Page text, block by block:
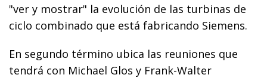
"ver y mostrar" la evolución de las turbinas de
ciclo combinado que está fabricando Siemens.
En segundo término ubica las reuniones que
tendrá con Michael Glos y Frank-Walter